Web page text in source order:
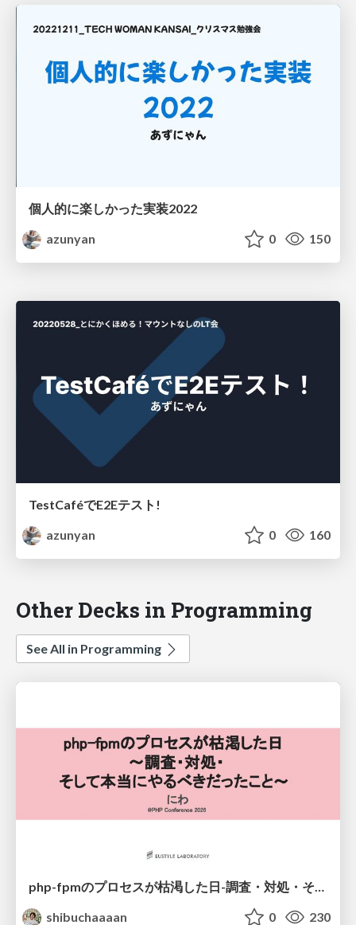
個人的に楽しかった実装2022
azunyan
0 150
TestCaféでE2Eテスト!
azunyan
0 160
Other Decks in Programming
See All in Programming
shibuchaaaan
0 230